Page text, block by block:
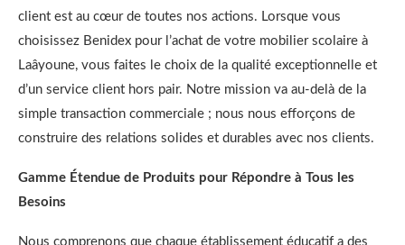
client est au cœur de toutes nos actions. Lorsque vous
choisissez Benidex pour l’achat de votre mobilier scolaire à
Laâyoune, vous faites le choix de la qualité exceptionnelle et
d’un service client hors pair. Notre mission va au-delà de la
simple transaction commerciale ; nous nous efforçons de
construire des relations solides et durables avec nos clients.
Gamme Étendue de Produits pour Répondre à Tous les
Besoins
Nous comprenons que chaque établissement éducatif a des